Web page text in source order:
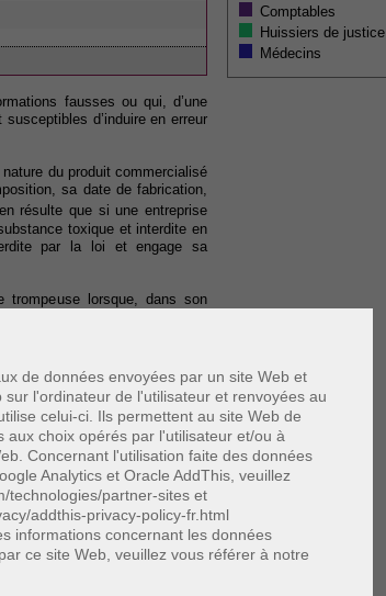
de données envoyées par un site Web et
l'ordinateur de l'utilisateur et renvoyées au
celui-ci. Ils permettent au site Web de
choix opérés par l'utilisateur et/ou à
Concernant l'utilisation faite des données
Analytics et Oracle AddThis, veuillez
technologies/partner-sites et
addthis-privacy-policy-fr.html
informations concernant les données
ce site Web, veuillez vous référer à notre
fausses ou qui, d’une
d’induire en erreur
du produit commercialisé
sa date de fabrication,
en résulte que si une entreprise
toxique et interdite en
par la loi et engage sa
trompeuse lorsque, dans son
elle amène ou est
qu'il n'aurait pas prise
créant une confusion
;
conduite par lequel elle s'est
et vérifiables, et
liée par le code 4.
omissions trompeuses. Une
a besoin pour prendre
manière peu claire, ambiguë
Comptables
Huissiers de justice
Médecins